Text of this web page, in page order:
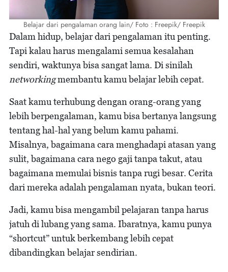
Belajar dari pengalaman orang lain/ Foto : Freepik/ Freepik
Dalam hidup, belajar dari pengalaman itu penting.
Tapi kalau harus mengalami semua kesalahan
sendiri, waktunya bisa sangat lama. Di sinilah
networkingmembantu kamu belajar lebih cepat.
Saat kamu terhubung dengan orang-orang yang
lebih berpengalaman, kamu bisa bertanya langsung
tentang hal-hal yang belum kamu pahami.
Misalnya, bagaimana cara menghadapi atasan yang
sulit, bagaimana cara nego gaji tanpa takut, atau
bagaimana memulai bisnis tanpa rugi besar. Cerita
dari mereka adalah pengalaman nyata, bukan teori.
Jadi, kamu bisa mengambil pelajaran tanpa harus
jatuh di lubang yang sama. Ibaratnya, kamu punya
“shortcut” untuk berkembang lebih cepat
dibandingkan belajar sendirian.